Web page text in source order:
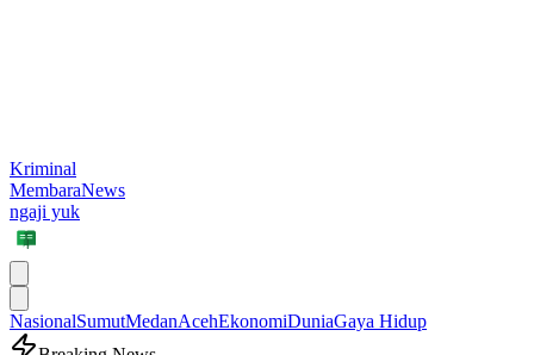
Kriminal
MembaraNews
ngaji yuk
NasionalSumutMedanAcehEkonomiDuniaGaya Hidup